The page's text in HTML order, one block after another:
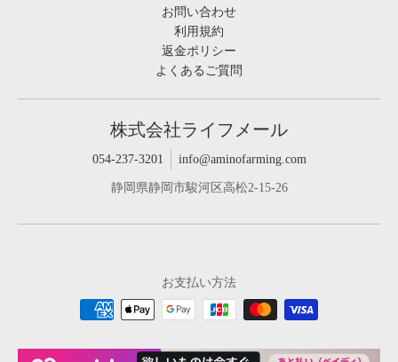
お問い合わせ
利用規約
返金ポリシー
よくあるご質問
株式会社ライフメール
054-237-3201 info@aminofarming.com
静岡県静岡市駿河区高松2-15-26
お支払い方法